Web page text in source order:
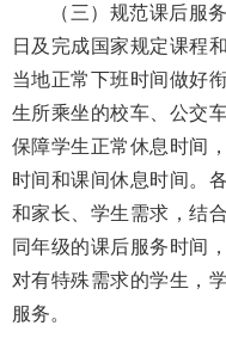
（三）规范课后服
日及完成国家规定课程
当地正常下班时间做好
生所乘坐的校车、公交
保障学生正常休息时间
时间和课间休息时间。
和家长、学生需求，结
同年级的课后服务时间
对有特殊需求的学生，
服务。